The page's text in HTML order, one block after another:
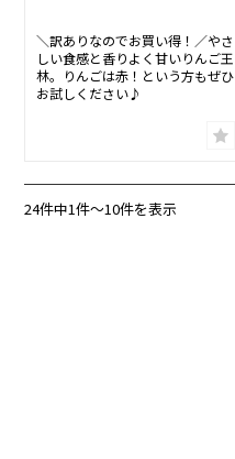
＼訳ありなのでお買い得！／やさ
しい食感と香りよく甘いりんご王
林。りんごは赤！という方もぜひ
お試しください♪
24件中1件〜10件を表示